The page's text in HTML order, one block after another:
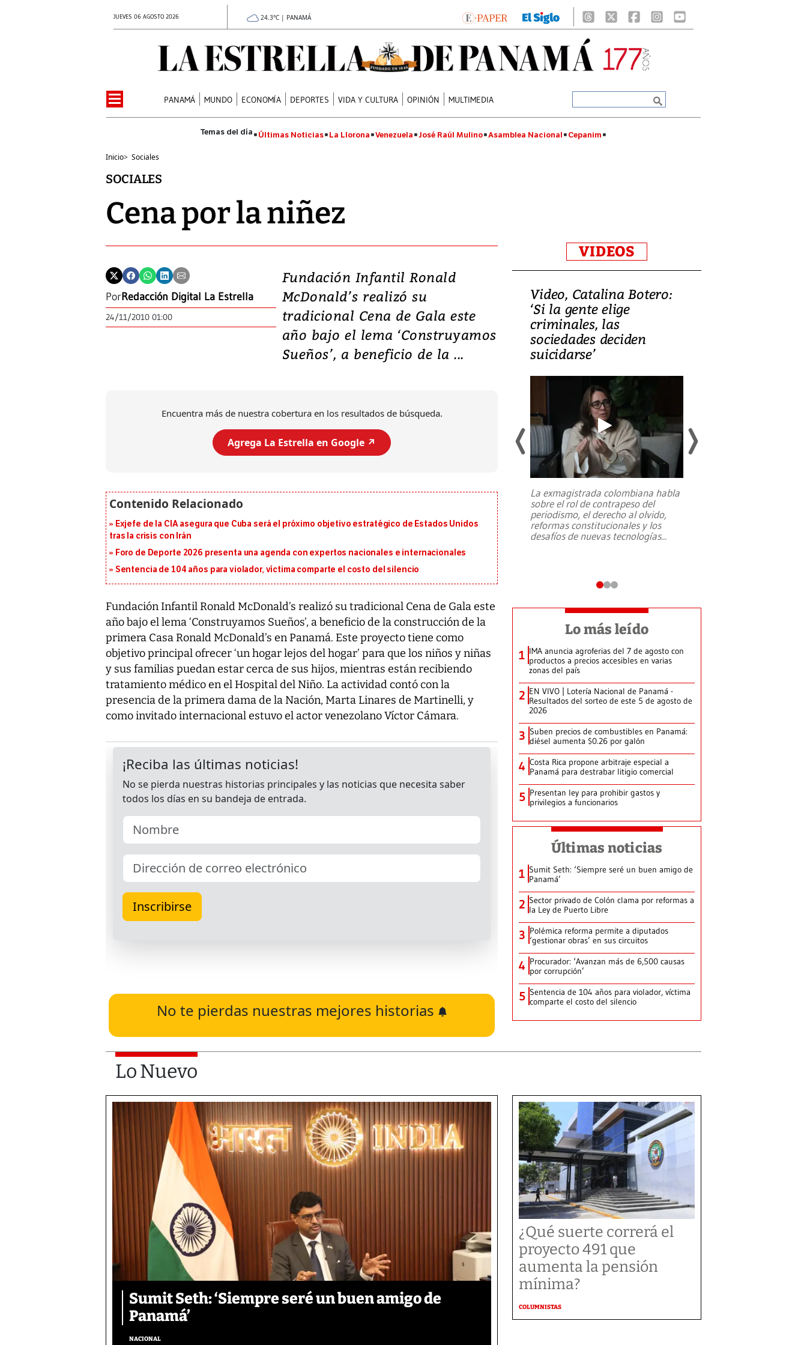
JUEVES 06 AGOSTO 2026 24.3°C | PANAMÁ
PANAMÁ MUNDO ECONOMÍA DEPORTES VIDA Y CULTURA OPINIÓN MULTIMEDIA
Últimas Noticias La Llorona Venezuela José Raúl Mulino Asamblea Nacional Cepanim
Inicio> Sociales
SOCIALES
Cena por la niñez
PorRedacción Digital La Estrella
24/11/2010 01:00
Fundación Infantil Ronald
McDonald’s realizó su
tradicional Cena de Gala este
año bajo el lema ‘Construyamos
Sueños’, a beneficio de la ...
Encuentra más de nuestra cobertura en los resultados de búsqueda.
Agrega La Estrella en Google ↗️
Exjefe de la CIA asegura que Cuba será el próximo objetivo estratégico de Estados Unidos
tras la crisis con Irán
Foro de Deporte 2026 presenta una agenda con expertos nacionales e internacionales
Sentencia de 104 años para violador, víctima comparte el costo del silencio
Fundación Infantil Ronald McDonald’s realizó su tradicional Cena de Gala este
año bajo el lema ‘Construyamos Sueños’, a beneficio de la construcción de la
primera Casa Ronald McDonald’s en Panamá. Este proyecto tiene como
objetivo principal ofrecer ‘un hogar lejos del hogar’ para que los niños y niñas
y sus familias puedan estar cerca de sus hijos, mientras están recibiendo
tratamiento médico en el Hospital del Niño. La actividad contó con la
presencia de la primera dama de la Nación, Marta Linares de Martinelli, y
como invitado internacional estuvo el actor venezolano Víctor Cámara.
No te pierdas nuestras mejores historias
VIDEOS
Video, Japón: Terremoto
deja heridos y graves
daños en Kumamoto
al sur de Japón, provocando una
Video, Catalina Botero:
‘Si la gente elige
criminales, las
sociedades deciden
suicidarse’
La exmagistrada colombiana habla
sobre el rol de contrapeso del
periodismo, el derecho al olvido,
reformas constitucionales y los
desafíos de nuevas tecnologías...
Lo más leído
1 IMA anuncia agroferias del 7 de agosto con
productos a precios accesibles en varias
zonas del país
2 EN VIVO | Lotería Nacional de Panamá -
Resultados del sorteo de este 5 de agosto de
2026
3 Suben precios de combustibles en Panamá:
diésel aumenta $0.26 por galón
4 Costa Rica propone arbitraje especial a
Panamá para destrabar litigio comercial
5 Presentan ley para prohibir gastos y
privilegios a funcionarios
Últimas noticias
1 Sumit Seth: ‘Siempre seré un buen amigo de
Panamá’
2 Sector privado de Colón clama por reformas a
la Ley de Puerto Libre
3 Polémica reforma permite a diputados
‘gestionar obras’ en sus circuitos
4 Procurador: ‘Avanzan más de 6,500 causas
por corrupción’
5 Sentencia de 104 años para violador, víctima
comparte el costo del silencio
Lo Nuevo
Sumit Seth: ‘Siempre seré un buen amigo de
Panamá’
NACIONAL
¿Qué suerte correrá el
proyecto 491 que
aumenta la pensión
mínima?
COLUMNISTAS